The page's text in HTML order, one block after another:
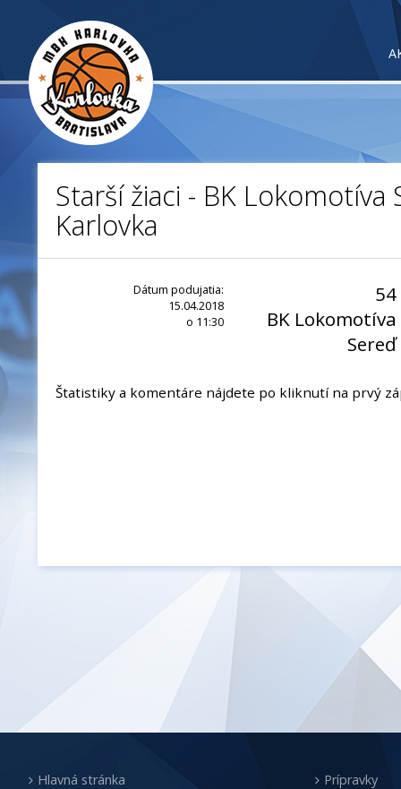
Starší žiaci - BK Lokomotíva
Karlovka
Dátum podujatia:
15.04.2018
o 11:30
54
BK Lokomotíva
Sereď
Štatistiky a komentáre nájdete po kliknutí na prvý
Hlavná stránka
Prípravky